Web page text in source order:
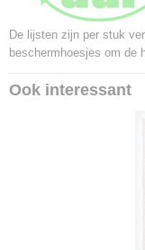
De lijsten zijn per stuk
beschermhoesjes om de
Ook interessant